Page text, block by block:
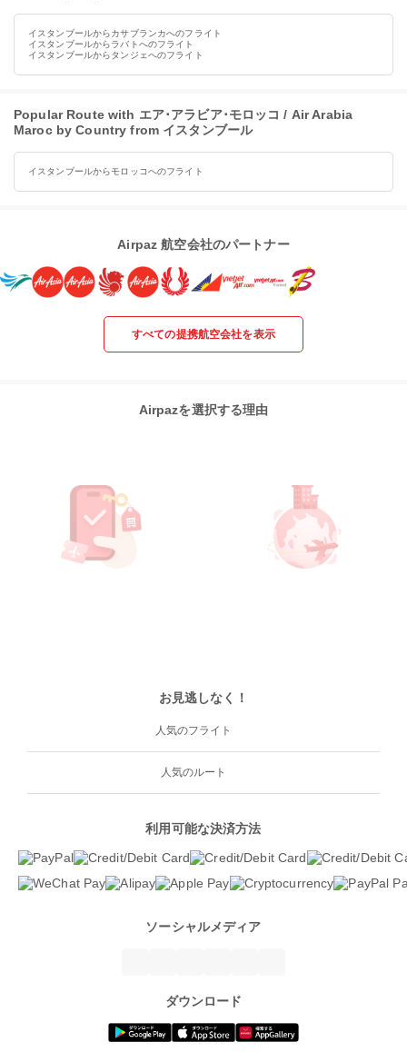
イスタンブールからカサブランカへのフライト
イスタンブールからラバトへのフライト
イスタンブールからタンジェへのフライト
Popular Route with エア･アラビア･モロッコ / Air Arabia
Maroc by Country from イスタンブール
イスタンブールからモロッコへのフライト
Airpaz 航空会社のパートナー
すべての提携航空会社を表示
Airpazを選択する理由
お見逃しなく！
人気のフライト
人気のルート
利用可能な決済方法
ソーシャルメディア
ダウンロード